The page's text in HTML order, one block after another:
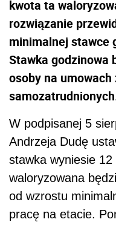
kwota ta
rozwiązanie
minimalnej stawce
Stawka godzinowa
osoby na
W podpisanej 5
Andrzeja Dudę
stawka wyniesie 12
waloryzowana
od wzrostu
pracę na etacie.